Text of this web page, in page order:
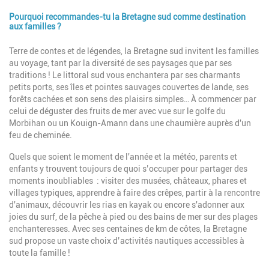
Pourquoi recommandes-tu la Bretagne sud comme destination
aux familles ?
Description
Terre de contes et de légendes, la Bretagne sud invitent les familles
au voyage, tant par la diversité de ses paysages que par ses
traditions ! Le littoral sud vous enchantera par ses charmants
petits ports, ses îles et pointes sauvages couvertes de lande, ses
forêts cachées et son sens des plaisirs simples… À commencer par
celui de déguster des fruits de mer avec vue sur le golfe du
Morbihan ou un Kouign-Amann dans une chaumière auprès d'un
feu de cheminée.
Quels que soient le moment de l'année et la météo, parents et
enfants y trouvent toujours de quoi s’occuper pour partager des
moments inoubliables : visiter des musées, châteaux, phares et
villages typiques, apprendre à faire des crêpes, partir à la rencontre
d'animaux, découvrir les rias en kayak ou encore s'adonner aux
joies du surf, de la pêche à pied ou des bains de mer sur des plages
enchanteresses. Avec ses centaines de km de côtes, la Bretagne
sud propose un vaste choix d’activités nautiques accessibles à
toute la famille !